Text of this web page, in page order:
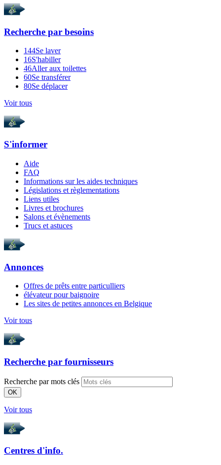
Recherche par besoins
144Se laver
16S'habiller
46Aller aux toilettes
60Se transférer
80Se déplacer
Voir tous
S'informer
Aide
FAQ
Informations sur les aides techniques
Législations et règlementations
Liens utiles
Livres et brochures
Salons et évènements
Trucs et astuces
Annonces
Offres de prêts entre particulliers
élévateur pour baignoire
Les sites de petites annonces en Belgique
Voir tous
Recherche par fournisseurs
Recherche par mots clés
OK
Voir tous
Centres d'info.